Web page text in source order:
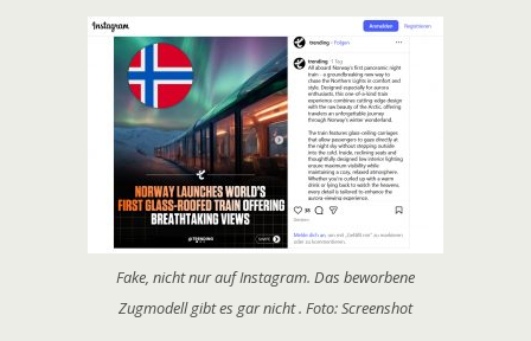
Fake, nicht nur auf Instagram. Das beworbene
Zugmodell gibt es gar nicht . Foto: Screenshot